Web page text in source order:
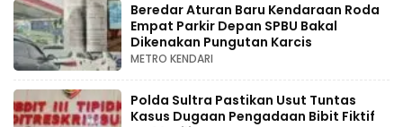
Beredar Aturan Baru Kendaraan Roda
Empat Parkir Depan SPBU Bakal
Dikenakan Pungutan Karcis
METRO KENDARI
Polda Sultra Pastikan Usut Tuntas
Kasus Dugaan Pengadaan Bibit Fiktif